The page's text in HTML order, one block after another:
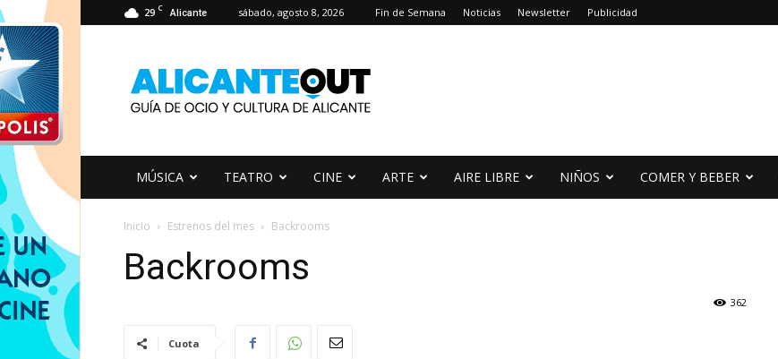
29 C Alicante sábado, agosto 8, 2026 Fin de Semana Noticias Newsletter Publicidad
MÚSICA TEATRO CINE ARTE AIRE LIBRE NIÑOS COMER Y BEBER
Inicio Estrenos del mes Backrooms
Backrooms
362
Cuota